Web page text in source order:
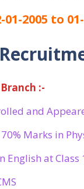
2005 to
:-
and
Marks in
at Class